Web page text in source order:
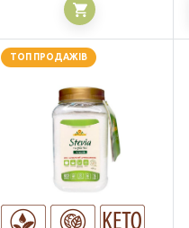
ТОП ПРОДАЖІВ